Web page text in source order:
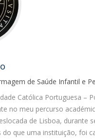
de Saúde Infantil e
Católica Portuguesa –
no meu percurso
de Lisboa, durante
do que uma instituição, foi